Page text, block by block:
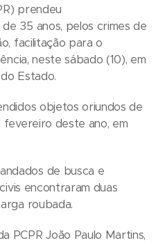
prendeu
35 anos, pelos crimes de
facilitação para o
neste sábado (10), em
Estado.
objetos oriundos de
deste ano, em
de busca e
encontraram duas
roubada.
PCPR João Paulo Martins,